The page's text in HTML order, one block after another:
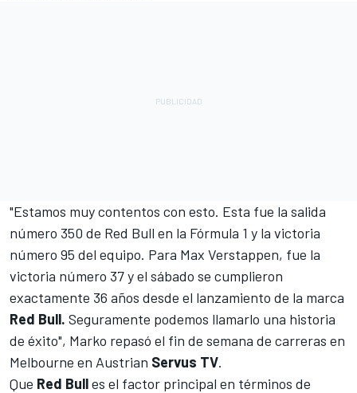
"Estamos muy contentos con esto. Esta fue la salida
número 350 de Red Bull en la Fórmula 1 y la victoria
número 95 del equipo. Para Max Verstappen, fue la
victoria número 37 y el sábado se cumplieron
exactamente 36 años desde el lanzamiento de la marca
Red Bull. Seguramente podemos llamarlo una historia
de éxito", Marko repasó el fin de semana de carreras en
Melbourne en Austrian Servus TV.
Que Red Bulles el factor principal en términos de